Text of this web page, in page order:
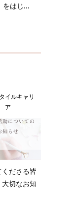
をはじ...
イルキャリ
ア
ださる皆
切なお知